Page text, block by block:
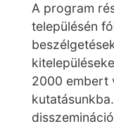
A program
településén
2000 embert